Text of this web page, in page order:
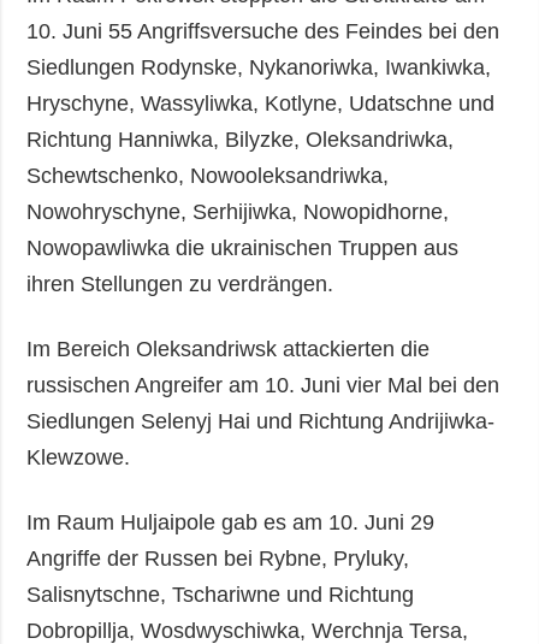
10. Juni 55 Angriffsversuche des Feindes bei den
Siedlungen Rodynske, Nykanoriwka, Iwankiwka,
Hryschyne, Wassyliwka, Kotlyne, Udatschne und
Richtung Hanniwka, Bilyzke, Oleksandriwka,
Schewtschenko, Nowooleksandriwka,
Nowohryschyne, Serhijiwka, Nowopidhorne,
Nowopawliwka die ukrainischen Truppen aus
ihren Stellungen zu verdrängen.
Im Bereich Oleksandriwsk attackierten die
russischen Angreifer am 10. Juni vier Mal bei den
Siedlungen Selenyj Hai und Richtung Andrijiwka-
Klewzowe.
Im Raum Huljaipole gab es am 10. Juni 29
Angriffe der Russen bei Rybne, Pryluky,
Salisnytschne, Tschariwne und Richtung
Dobropillja, Wosdwyschiwka, Werchnja Tersa,